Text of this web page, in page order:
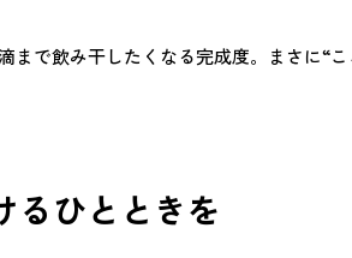
まで飲み干したくなる完成度。まさに“
るひとときを